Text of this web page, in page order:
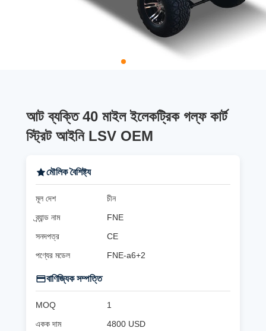
আট ব্যক্তি 40 মাইল ইলেকট্রিক গল্ফ কার্ট
স্ট্রিট আইনি LSV OEM
মৌলিক বৈশিষ্ট্য
মূল দেশ
চীন
ব্র্যান্ড নাম
FNE
সনদপত্র
CE
পণ্যের মডেল
FNE-a6+2
বাণিজ্যিক সম্পত্তি
MOQ
1
একক দাম
4800 USD